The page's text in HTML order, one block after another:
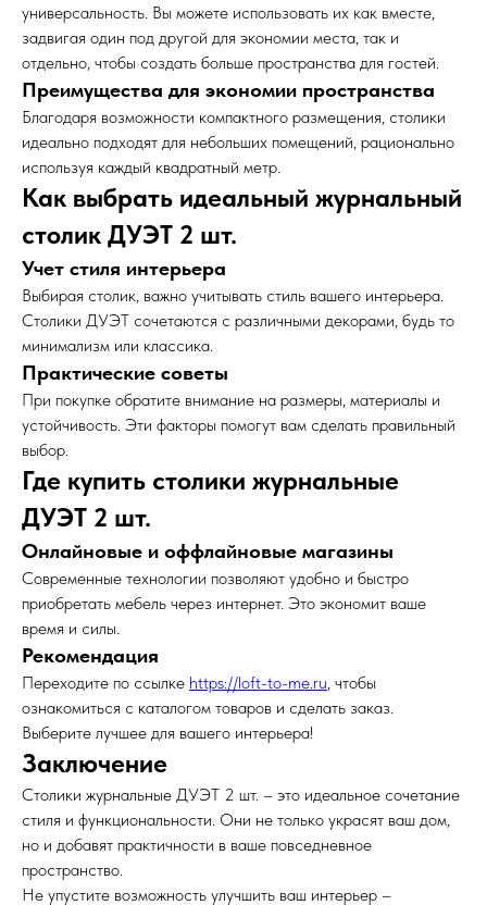
универсальность. Вы можете использовать их как вместе,
задвигая один под другой для экономии места, так и
отдельно, чтобы создать больше пространства для гостей.
Преимущества для экономии пространства
Благодаря возможности компактного размещения, столики
идеально подходят для небольших помещений, рационально
используя каждый квадратный метр.
Как выбрать идеальный журнальный
столик ДУЭТ 2 шт.
Учет стиля интерьера
Выбирая столик, важно учитывать стиль вашего интерьера.
Столики ДУЭТ сочетаются с различными декорами, будь то
минимализм или классика.
Практические советы
При покупке обратите внимание на размеры, материалы и
устойчивость. Эти факторы помогут вам сделать правильный
выбор.
Где купить столики журнальные
ДУЭТ 2 шт.
Онлайновые и оффлайновые магазины
Современные технологии позволяют удобно и быстро
приобретать мебель через интернет. Это экономит ваше
время и силы.
Рекомендация
Переходите по ссылке https://loft-to-me.ru, чтобы
ознакомиться с каталогом товаров и сделать заказ.
Выберите лучшее для вашего интерьера!
Заключение
Столики журнальные ДУЭТ 2 шт. – это идеальное сочетание
стиля и функциональности. Они не только украсят ваш дом,
но и добавят практичности в ваше повседневное
пространство.
Не упустите возможность улучшить ваш интерьер –